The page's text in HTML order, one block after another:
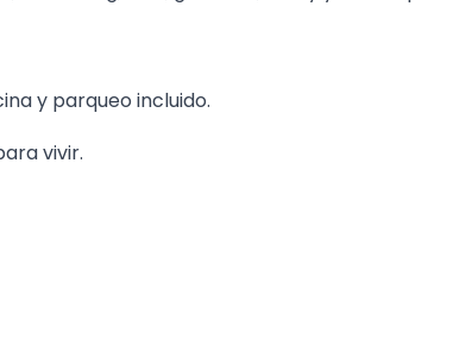
y parqueo incluido.
vivir.